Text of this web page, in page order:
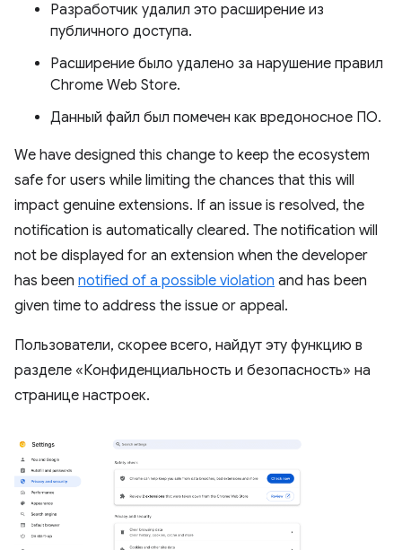
Разработчик удалил это расширение из
публичного доступа.
Расширение было удалено за нарушение правил
Chrome Web Store.
Данный файл был помечен как вредоносное ПО.
We have designed this change to keep the ecosystem
safe for users while limiting the chances that this will
impact genuine extensions. If an issue is resolved, the
notification is automatically cleared. The notification will
not be displayed for an extension when the developer
has been notified of a possible violation and has been
given time to address the issue or appeal.
Пользователи, скорее всего, найдут эту функцию в
разделе «Конфиденциальность и безопасность» на
странице настроек.